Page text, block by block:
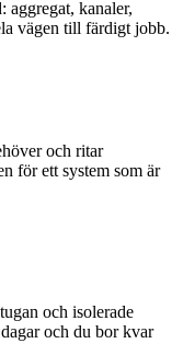
aggregat, kanaler,
vägen till färdigt jobb.
och ritar
för ett system som är
och isolerade
och du bor kvar